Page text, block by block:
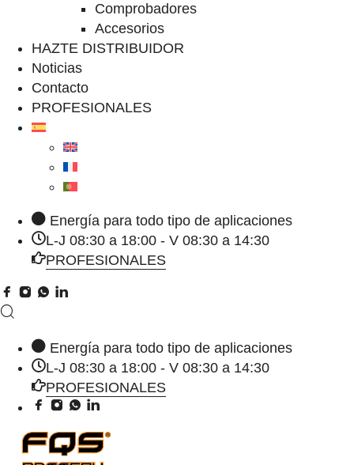
Comprobadores
Accesorios
HAZTE DISTRIBUIDOR
Noticias
Contacto
PROFESIONALES
Energía para todo tipo de aplicaciones
L-J 08:30 a 18:00 - V 08:30 a 14:30
PROFESIONALES
Energía para todo tipo de aplicaciones
L-J 08:30 a 18:00 - V 08:30 a 14:30
PROFESIONALES